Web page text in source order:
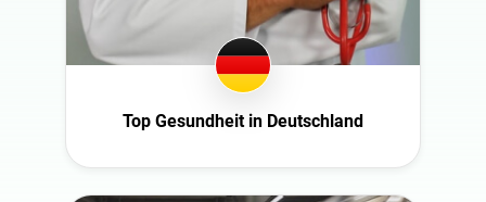
Südafrika
United Arab
Top Gesundheit in Deutschland